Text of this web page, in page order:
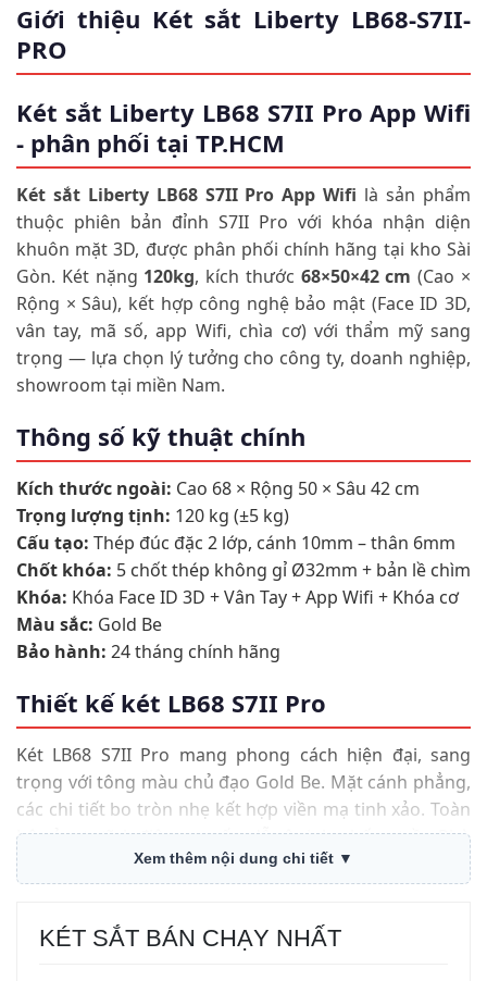
Giới thiệu Két sắt Liberty LB68-S7II-
PRO
Két sắt Liberty LB68 S7II Pro App Wifi
- phân phối tại TP.HCM
Két sắt Liberty LB68 S7II Pro App Wifi là sản phẩm
thuộc phiên bản đỉnh S7II Pro với khóa nhận diện
khuôn mặt 3D, được phân phối chính hãng tại kho Sài
Gòn. Két nặng 120kg, kích thước 68×50×42 cm (Cao ×
Rộng × Sâu), kết hợp công nghệ bảo mật (Face ID 3D,
vân tay, mã số, app Wifi, chìa cơ) với thẩm mỹ sang
trọng — lựa chọn lý tưởng cho công ty, doanh nghiệp,
showroom tại miền Nam.
Thông số kỹ thuật chính
Kích thước ngoài: Cao 68 × Rộng 50 × Sâu 42 cm
Trọng lượng tịnh: 120 kg (±5 kg)
Cấu tạo: Thép đúc đặc 2 lớp, cánh 10mm – thân 6mm
Chốt khóa: 5 chốt thép không gỉ Ø32mm + bản lề chìm
Khóa: Khóa Face ID 3D + Vân Tay + App Wifi + Khóa cơ
Màu sắc: Gold Be
Bảo hành: 24 tháng chính hãng
Thiết kế két LB68 S7II Pro
Két LB68 S7II Pro mang phong cách hiện đại, sang
trọng với tông màu chủ đạo Gold Be. Mặt cánh phẳng,
các chi tiết bo tròn nhẹ kết hợp viền mạ tinh xảo. Toàn
bộ vỏ sơn tĩnh điện cao cấp, dễ vệ sinh, chống trầy. Phù
hợp đặt trong phòng ngủ, phòng làm việc, văn phòng
công ty tại nhà phố hoặc chung cư cao cấp.
An toàn và chống cháy
Xem thêm nội dung chi tiết ▼
KÉT SẮT BÁN CHẠY NHẤT